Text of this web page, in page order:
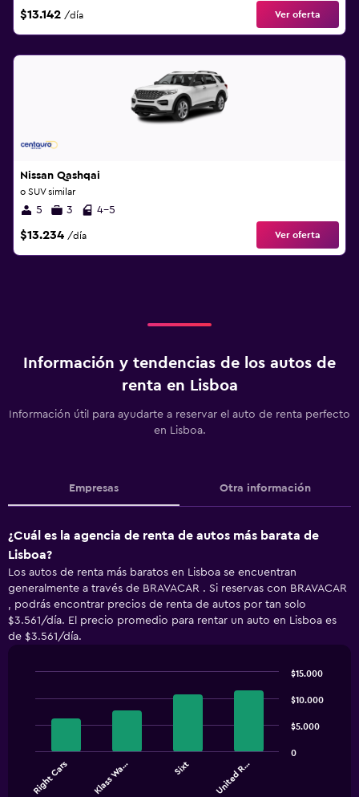
$13.142 /día Ver oferta
Nissan Qashqai
o SUV similar
5 3 4-5
$13.234 /día Ver oferta
Información y tendencias de los autos de
renta en Lisboa
Información útil para ayudarte a reservar el auto de renta perfecto
en Lisboa.
Empresas Otra información
¿Cuál es la agencia de renta de autos más barata de
Lisboa?
Los autos de renta más baratos en Lisboa se encuentran
generalmente a través de BRAVACAR . Si reservas con BRAVACAR
, podrás encontrar precios de renta de autos por tan solo
$3.561/día. El precio promedio para rentar un auto en Lisboa es
de $3.561/día.
chart
chart
graphic.
Right Cars Klass Wa… Sixt United R…
0
$5.000
$10.000
$15.000
End